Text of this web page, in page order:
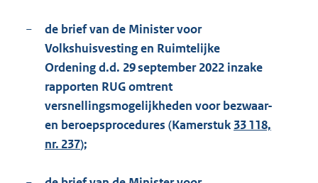
−
de brief van de Minister voor
Volkshuisvesting en Ruimtelijke
Ordening d.d. 29 september 2022 inzake
rapporten RUG omtrent
versnellingsmogelijkheden voor bezwaar-
en beroepsprocedures (Kamerstuk 33 118,
nr. 237);